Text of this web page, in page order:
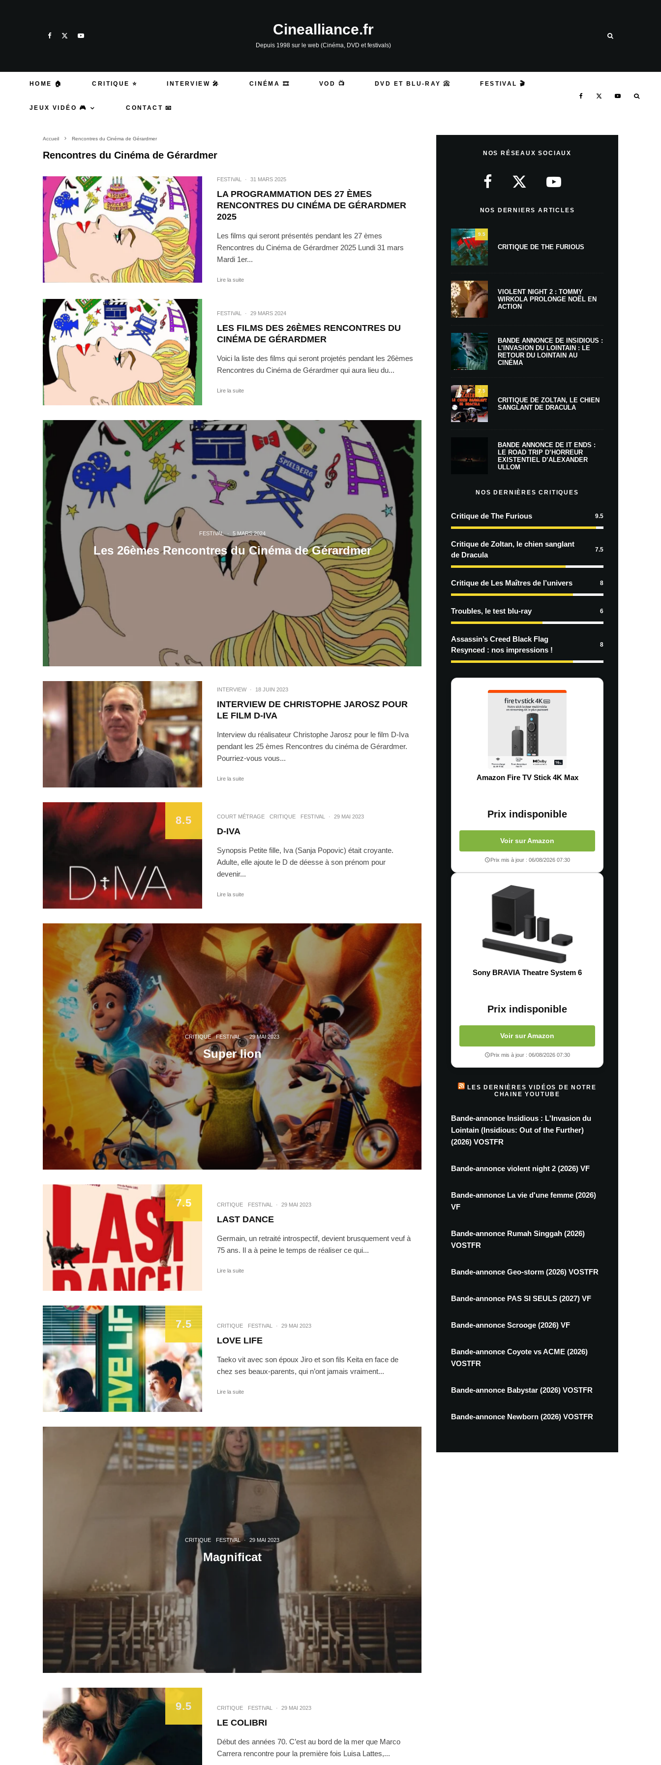
Cinealliance.fr
Depuis 1998 sur le web (Cinéma, DVD et festivals)
HOME 🏠 CRITIQUE ⭐ INTERVIEW 🎤 CINÉMA 🎞️ VOD 📺 DVD ET BLU-RAY 📀 FESTIVAL 🎬
JEUX VIDÉO 🎮 CONTACT 📧
Accueil Rencontres du Cinéma de Gérardmer
Rencontres du Cinéma de Gérardmer
FESTIVAL · 31 MARS 2025
LA PROGRAMMATION DES 27 ÈMES
RENCONTRES DU CINÉMA DE GÉRARDMER
2025
Les films qui seront présentés pendant les 27 èmes
Rencontres du Cinéma de Gérardmer 2025 Lundi 31 mars
Mardi 1er...
Lire la suite
FESTIVAL · 29 MARS 2024
LES FILMS DES 26ÈMES RENCONTRES DU
CINÉMA DE GÉRARDMER
Voici la liste des films qui seront projetés pendant les 26èmes
Rencontres du Cinéma de Gérardmer qui aura lieu du...
Lire la suite
FESTIVAL · 5 MARS 2024
Les 26èmes Rencontres du Cinéma de Gérardmer
INTERVIEW · 18 JUIN 2023
INTERVIEW DE CHRISTOPHE JAROSZ POUR
LE FILM D-IVA
Interview du réalisateur Christophe Jarosz pour le film D-Iva
pendant les 25 èmes Rencontres du cinéma de Gérardmer.
Pourriez-vous vous...
Lire la suite
8.5 COURT MÉTRAGE CRITIQUE FESTIVAL · 29 MAI 2023
D-IVA
Synopsis Petite fille, Iva (Sanja Popovic) était croyante.
Adulte, elle ajoute le D de déesse à son prénom pour
devenir...
Lire la suite
CRITIQUE FESTIVAL · 29 MAI 2023
Super lion
7.5 CRITIQUE FESTIVAL · 29 MAI 2023
LAST DANCE
Germain, un retraité introspectif, devient brusquement veuf à
75 ans. Il a à peine le temps de réaliser ce qui...
Lire la suite
7.5 CRITIQUE FESTIVAL · 29 MAI 2023
LOVE LIFE
Taeko vit avec son époux Jiro et son fils Keita en face de
chez ses beaux-parents, qui n’ont jamais vraiment...
Lire la suite
CRITIQUE FESTIVAL · 29 MAI 2023
Magnificat
9.5 CRITIQUE FESTIVAL · 29 MAI 2023
LE COLIBRI
Début des années 70. C’est au bord de la mer que Marco
Carrera rencontre pour la première fois Luisa Lattes,...
NOS RÉSEAUX SOCIAUX
NOS DERNIERS ARTICLES
9.5
CRITIQUE DE THE FURIOUS
VIOLENT NIGHT 2 : TOMMY
WIRKOLA PROLONGE NOËL EN
ACTION
BANDE ANNONCE DE INSIDIOUS :
L’INVASION DU LOINTAIN : LE
RETOUR DU LOINTAIN AU
CINÉMA
7.5
CRITIQUE DE ZOLTAN, LE CHIEN
SANGLANT DE DRACULA
BANDE ANNONCE DE IT ENDS :
LE ROAD TRIP D’HORREUR
EXISTENTIEL D’ALEXANDER
ULLOM
NOS DERNIÈRES CRITIQUES
Critique de The Furious 9.5
Critique de Zoltan, le chien sanglant
de Dracula
7.5
Critique de Les Maîtres de l’univers 8
Troubles, le test blu-ray 6
Assassin’s Creed Black Flag
Resynced : nos impressions !
8
Amazon Fire TV Stick 4K Max
Prix indisponible
Voir sur Amazon
Prix mis à jour : 06/08/2026 07:30
Sony BRAVIA Theatre System 6
Prix indisponible
Voir sur Amazon
Prix mis à jour : 06/08/2026 07:30
LES DERNIÈRES VIDÉOS DE NOTRE
CHAINE YOUTUBE
Bande-annonce Insidious : L'Invasion du
Lointain (Insidious: Out of the Further)
(2026) VOSTFR
Bande-annonce violent night 2 (2026) VF
Bande-annonce La vie d'une femme (2026)
VF
Bande-annonce Rumah Singgah (2026)
VOSTFR
Bande-annonce Geo-storm (2026) VOSTFR
Bande-annonce PAS SI SEULS (2027) VF
Bande-annonce Scrooge (2026) VF
Bande-annonce Coyote vs ACME (2026)
VOSTFR
Bande-annonce Babystar (2026) VOSTFR
Bande-annonce Newborn (2026) VOSTFR